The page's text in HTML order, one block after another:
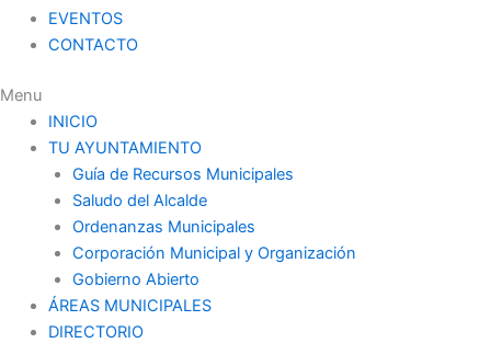
EVENTOS
CONTACTO
Menu
INICIO
TU AYUNTAMIENTO
Guía de Recursos Municipales
Saludo del Alcalde
Ordenanzas Municipales
Corporación Municipal y Organización
Gobierno Abierto
ÁREAS MUNICIPALES
DIRECTORIO